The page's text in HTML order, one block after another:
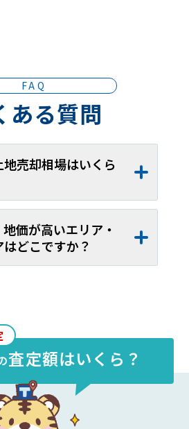
FAQ
ある質問
地売却相場はいくら
売却相場は、約65.5万円/坪
～約462.8万円/坪）、平米単
/㎡（約4.59万円～約
140.0万
価が高いエリア・
どこですか？
万円/㎡
査定額はいくら？